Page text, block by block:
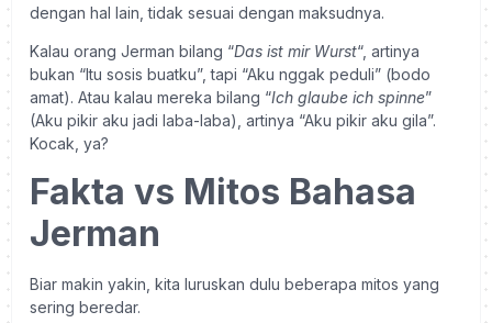
dengan hal lain, tidak sesuai dengan maksudnya.
Kalau orang Jerman bilang “Das ist mir Wurst“, artinya
bukan “Itu sosis buatku”, tapi “Aku nggak peduli” (bodo
amat). Atau kalau mereka bilang “Ich glaube ich spinne”
(Aku pikir aku jadi laba-laba), artinya “Aku pikir aku gila”.
Kocak, ya?
Fakta vs Mitos Bahasa
Jerman
Biar makin yakin, kita luruskan dulu beberapa mitos yang
sering beredar.